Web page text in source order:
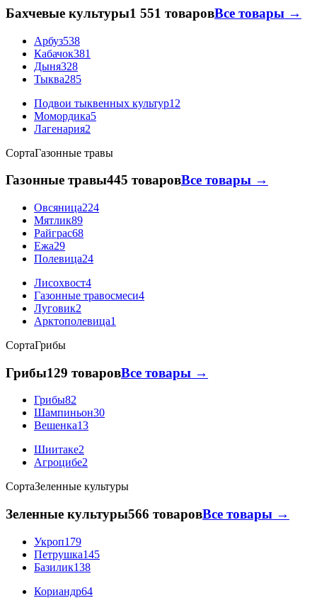
Бахчевые культуры1 551 товаровВсе товары →
Арбуз538
Кабачок381
Дыня328
Тыква285
Подвои тыквенных культур12
Момордика5
Лагенария2
СортаГазонные травы
Газонные травы445 товаровВсе товары →
Овсяница224
Мятлик89
Райграс68
Ежа29
Полевица24
Лисохвост4
Газонные травосмеси4
Луговик2
Арктополевица1
СортаГрибы
Грибы129 товаровВсе товары →
Грибы82
Шампиньон30
Вешенка13
Шиитаке2
Агроцибе2
СортаЗеленные культуры
Зеленные культуры566 товаровВсе товары →
Укроп179
Петрушка145
Базилик138
Кориандр64